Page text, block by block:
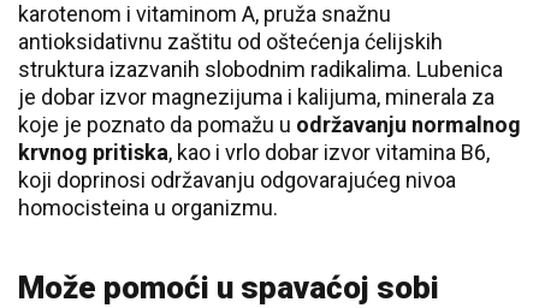
karotenom i vitaminom A, pruža snažnu
antioksidativnu zaštitu od oštećenja ćelijskih
struktura izazvanih slobodnim radikalima. Lubenica
je dobar izvor magnezijuma i kalijuma, minerala za
koje je poznato da pomažu u održavanju normalnog
krvnog pritiska, kao i vrlo dobar izvor vitamina B6,
koji doprinosi održavanju odgovarajućeg nivoa
homocisteina u organizmu.
Može pomoći u spavaćoj sobi